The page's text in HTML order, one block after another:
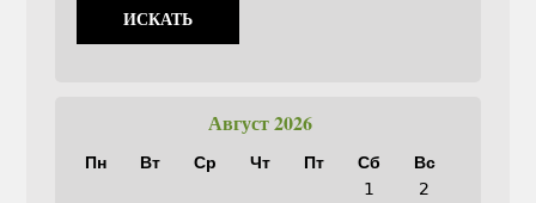
Август 2026
Пн Вт Ср Чт Пт Сб
Вс
1
2